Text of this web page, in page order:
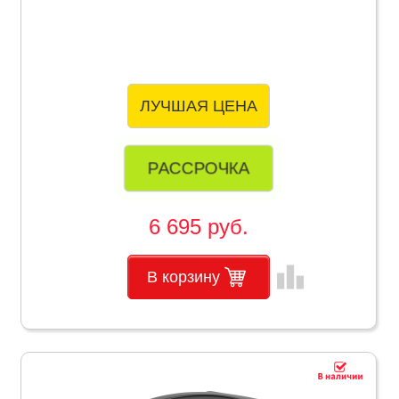
ЛУЧШАЯ ЦЕНА
РАССРОЧКА
6 695 руб.
В корзину leaderboard